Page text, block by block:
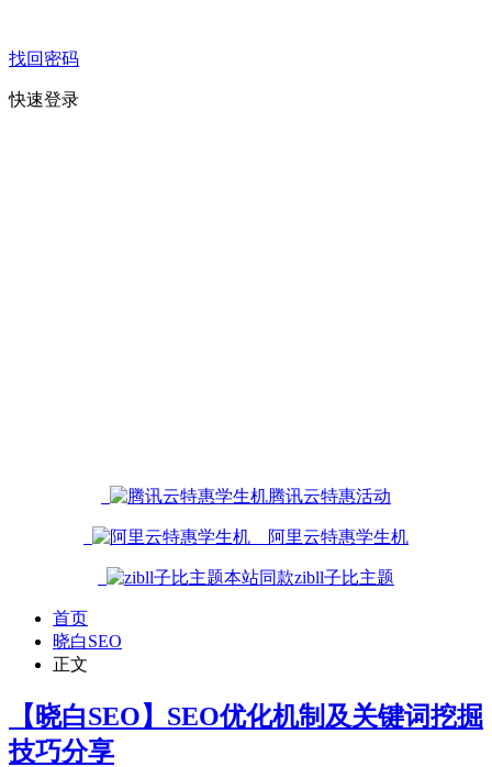
找回密码
快速登录
腾讯云特惠活动
阿里云特惠学生机
本站同款zibll子比主题
首页
晓白SEO
正文
【晓白SEO】SEO优化机制及关键词挖掘
技巧分享